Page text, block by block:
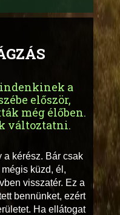
a
először,
még élőben.
változtatni.
a kérész. Bár csak
küzd, él,
visszatér. Ez a
bennünket, ezért
Ha ellátogat